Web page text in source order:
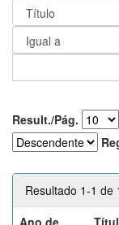
Result./Pág.
Resultado 1-1 de
Ano de